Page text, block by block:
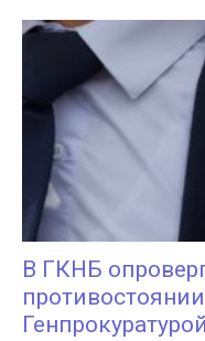
В ГКНБ
Генпрокуратурой